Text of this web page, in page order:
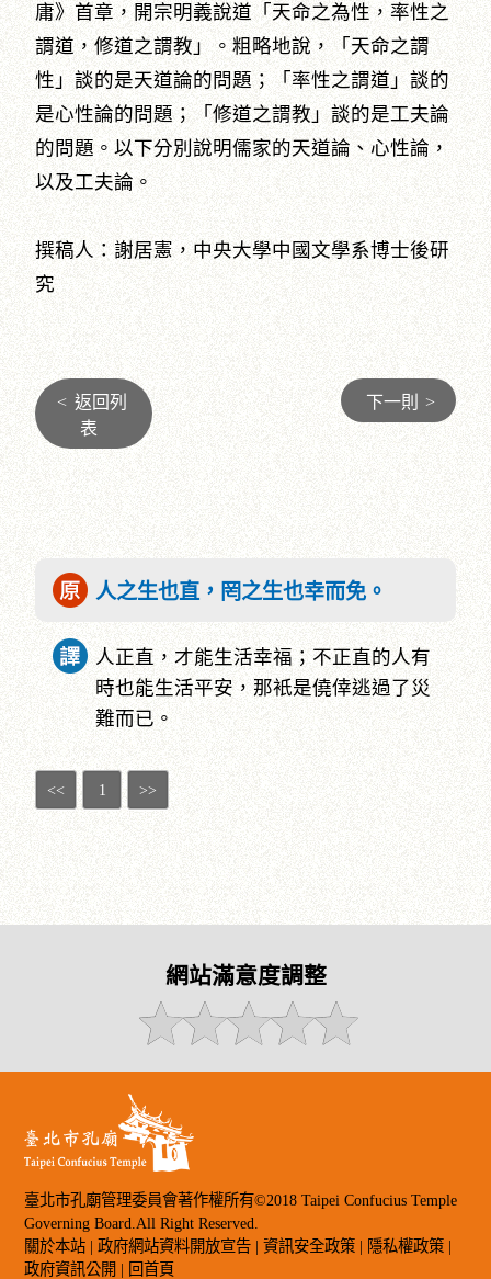
庸》首章，開宗明義說道「天命之為性，率性之
謂道，修道之謂教」。粗略地說，「天命之謂
性」談的是天道論的問題；「率性之謂道」談的
是心性論的問題；「修道之謂教」談的是工夫論
的問題。以下分別說明儒家的天道論、心性論，
以及工夫論。
撰稿人：謝居憲，中央大學中國文學系博士後研
究
< 返回列
表
下一則 >
人之生也直，罔之生也幸而免。
人正直，才能生活幸福；不正直的人有
時也能生活平安，那衹是僥倖逃過了災
難而已。
<< 1 >>
網站滿意度調整
臺北市孔廟管理委員會著作權所有©2018 Taipei Confucius Temple
Governing Board.All Right Reserved.
關於本站 | 政府網站資料開放宣告 |資訊安全政策 | 隱私權政策 |
政府資訊公開 | 回首頁